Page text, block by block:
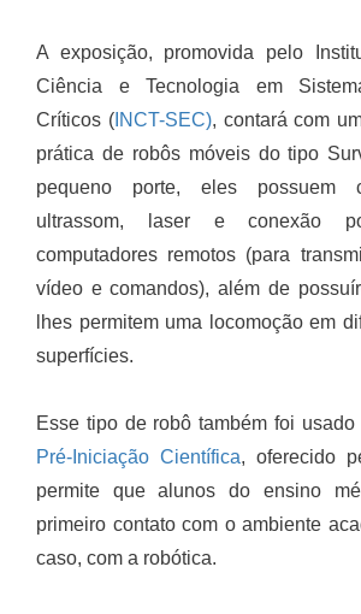
A exposição, promovida pelo
Ciência e Tecnologia em
Críticos (INCT-SEC), contará com
prática de robôs móveis do tipo
pequeno porte, eles possuem
ultrassom, laser e conexão
computadores remotos (para
vídeo e comandos), além de
lhes permitem uma locomoção em
superfícies.
Esse tipo de robô também foi usado
Pré-Iniciação Científica, oferecido
permite que alunos do ensino
primeiro contato com o ambiente
caso, com a robótica.